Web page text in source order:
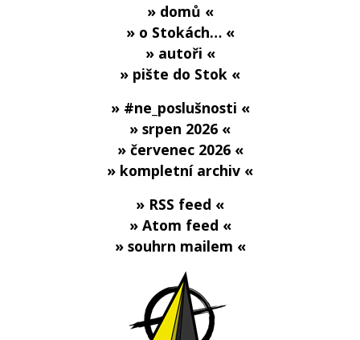
» domů «
» o Stokách… «
» autoři «
» pište do Stok «
» #ne_poslušnosti «
» srpen 2026 «
» červenec 2026 «
» kompletní archiv «
» RSS feed «
» Atom feed «
» souhrn mailem «